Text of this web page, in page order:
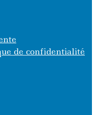
de confidentialité